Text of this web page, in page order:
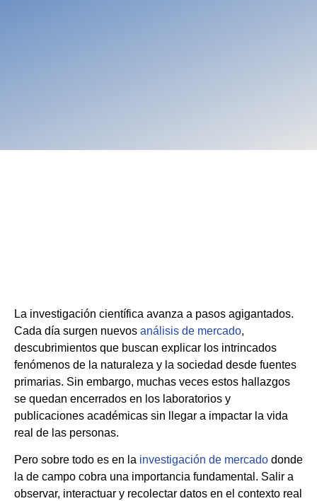
La investigación científica avanza a pasos agigantados.
Cada día surgen nuevos anál isis de mercado,
descubrimientos que buscan explicar los intrincados
fenómenos de la naturaleza y la sociedad desde fuentes
primarias. Sin embargo, muchas veces estos hallazgos
se quedan encerrados en los laboratorios y
publicaciones académicas sin llegar a impactar la vida
real de las personas.
Pero sobre todo es en la investigación de mercado donde
la de campo cobra una importancia fundamental. Salir a
observar, interactuar y recolectar datos en el contexto real